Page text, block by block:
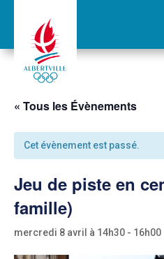
« Tous les Évènements
Cet évènement est passé.
Jeu de piste en
famille)
mercredi 8 avril à 14h30 - 16h00